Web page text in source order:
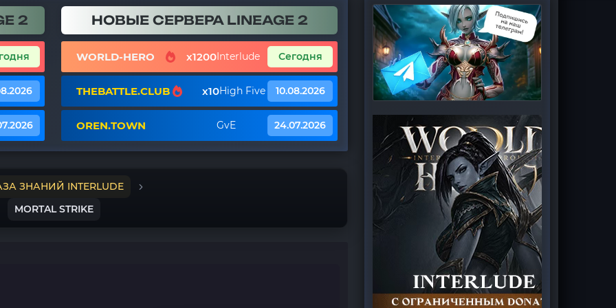
2 НОВЫЕ СЕРВЕРА LINEAGE 2
WORLD-HERO x1200Interlude Сегодня
THEBATTLE.CLUB x10High Five 10.08.2026
OREN.TOWN GvE 24.07.2026
ЗНАНИЙ INTERLUDE
MORTAL STRIKE